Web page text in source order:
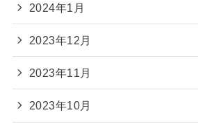
2024年1月
2023年12月
2023年11月
2023年10月